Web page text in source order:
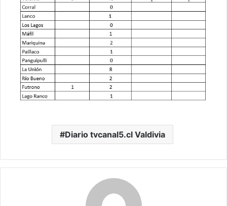
Diario tvcanal5.cl Valdivia